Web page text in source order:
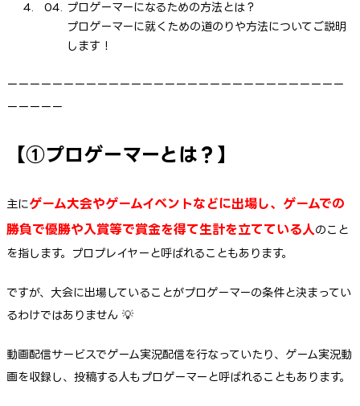
プロゲーマーになるための方法とは？
プロゲーマーに就くための道のりや方法についてご説明
します！
ーーーーーーーーーーーーーーーーーーーーーーーーーーーーーー
ーーーーー
【①プロゲーマーとは？】
主に ゲーム大会やゲームイベントなどに出場し、ゲームでの
勝負で優勝や入賞等で賞金を得て生計を立てている人 のこと
を指します。プロプレイヤーと呼ばれることもあります。
ですが、大会に出場していることがプロゲーマーの条件と決まってい
るわけではありません 💡
動画配信サービスでゲーム実況配信を行なっていたり、ゲーム実況動
画を収録し、投稿する人もプロゲーマーと呼ばれることもあります。